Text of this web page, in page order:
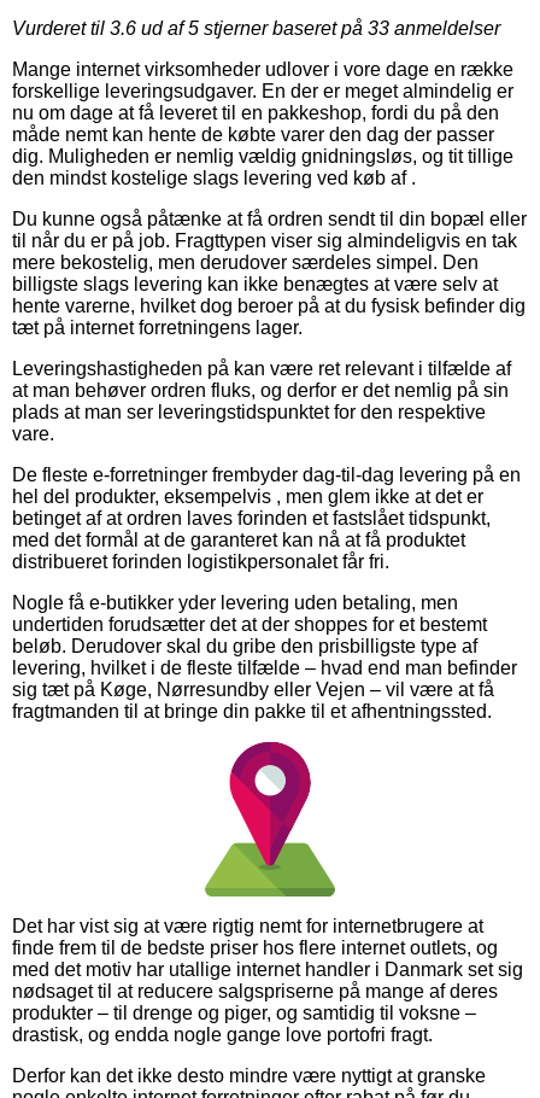
Vurderet til 3.6 ud af 5 stjerner baseret på 33 anmeldelser
Mange internet virksomheder udlover i vore dage en række
forskellige leveringsudgaver. En der er meget almindelig er
nu om dage at få leveret til en pakkeshop, fordi du på den
måde nemt kan hente de købte varer den dag der passer
dig. Muligheden er nemlig vældig gnidningsløs, og tit tillige
den mindst kostelige slags levering ved køb af .
Du kunne også påtænke at få ordren sendt til din bopæl eller
til når du er på job. Fragttypen viser sig almindeligvis en tak
mere bekostelig, men derudover særdeles simpel. Den
billigste slags levering kan ikke benægtes at være selv at
hente varerne, hvilket dog beroer på at du fysisk befinder dig
tæt på internet forretningens lager.
Leveringshastigheden på kan være ret relevant i tilfælde af
at man behøver ordren fluks, og derfor er det nemlig på sin
plads at man ser leveringstidspunktet for den respektive
vare.
De fleste e-forretninger frembyder dag-til-dag levering på en
hel del produkter, eksempelvis , men glem ikke at det er
betinget af at ordren laves forinden et fastslået tidspunkt,
med det formål at de garanteret kan nå at få produktet
distribueret forinden logistikpersonalet får fri.
Nogle få e-butikker yder levering uden betaling, men
undertiden forudsætter det at der shoppes for et bestemt
beløb. Derudover skal du gribe den prisbilligste type af
levering, hvilket i de fleste tilfælde – hvad end man befinder
sig tæt på Køge, Nørresundby eller Vejen – vil være at få
fragtmanden til at bringe din pakke til et afhentningssted.
Det har vist sig at være rigtig nemt for internetbrugere at
finde frem til de bedste priser hos flere internet outlets, og
med det motiv har utallige internet handler i Danmark set sig
nødsaget til at reducere salgspriserne på mange af deres
produkter – til drenge og piger, og samtidig til voksne –
drastisk, og endda nogle gange love portofri fragt.
Derfor kan det ikke desto mindre være nyttigt at granske